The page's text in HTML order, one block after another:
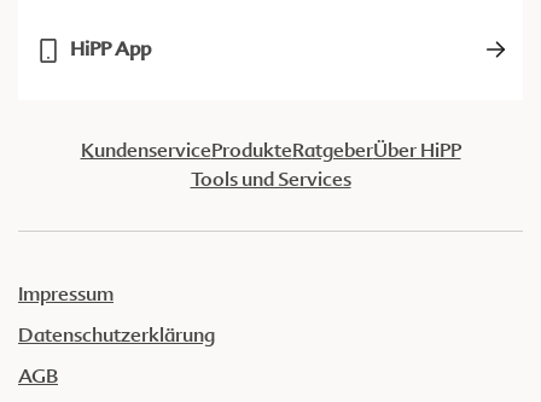
HiPP App
KundenserviceProdukteRatgeberÜber HiPP
Tools und Services
Impressum
Datenschutzerklärung
AGB